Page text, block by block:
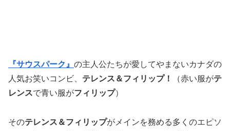
『サウスパーク』 の主人公たちが愛してやまないカナダの
人気お笑いコンビ、 テレンス＆フィリップ！ （赤い服がテ
レンスで青い服がフィリップ）
そのテレンス＆フィリップがメインを務める多くのエピソ